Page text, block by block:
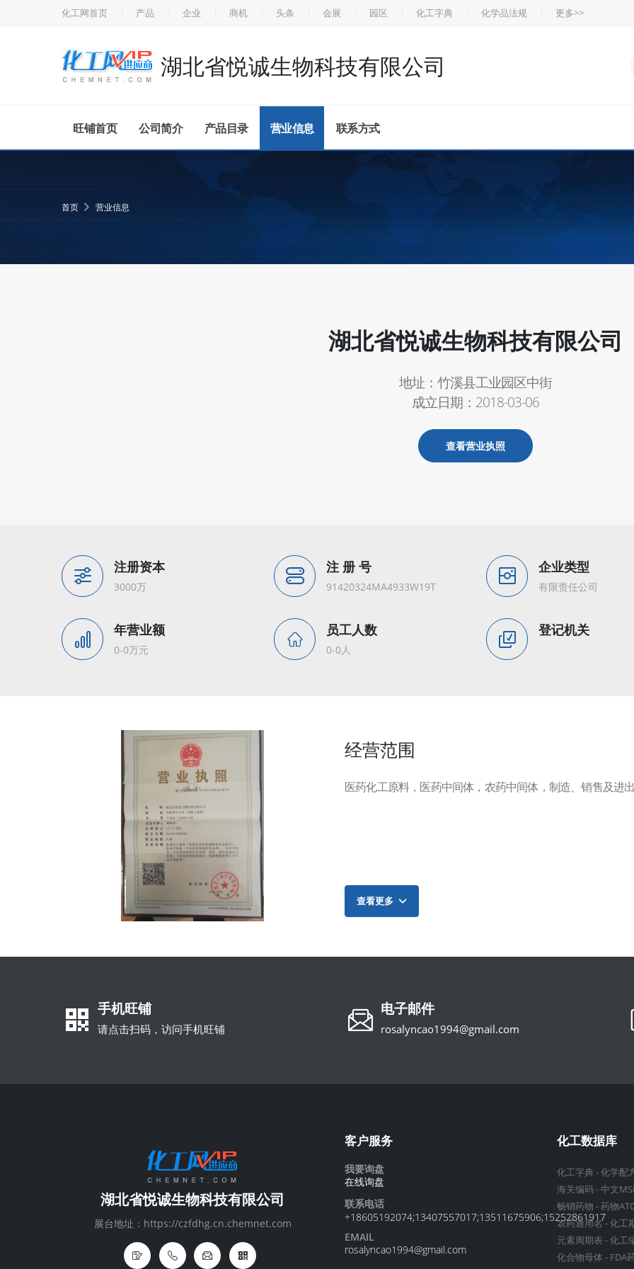
化工网首页 产品 企业 商机 头条 会展 园区 化工字典 化学品法规 更多>>
湖北省悦诚生物科技有限公司
旺铺首页 公司简介 产品目录 营业信息 联系方式
首页 营业信息
湖北省悦诚生物科技有限公司
地址：竹溪县工业园区中街
成立日期：2018-03-06
查看营业执照
注册资本
3000万
注 册 号
91420324MA4933W19T
企业类型
有限责任公司
年营业额
0-0万元
员工人数
0-0人
登记机关
经营范围
医药化工原料，医药中间体，农药中间体，制造、销售及进
查看更多
手机旺铺
请点击扫码，访问手机旺铺
电子邮件
rosalyncao1994@gmail.com
湖北省悦诚生物科技有限公司
展台地址：https://czfdhg.cn.chemnet.com
客户服务
我要询盘
在线询盘
联系电话
+18605192074;13407557017;13511675906;15252861917
EMAIL
rosalyncao1994@gmail.com
化工数据库
化工字典 -化学配
海关编码- 中文
畅销药物 -药物
农药通用名-化工
元素周期表 -化工
化合物母体 - FDA